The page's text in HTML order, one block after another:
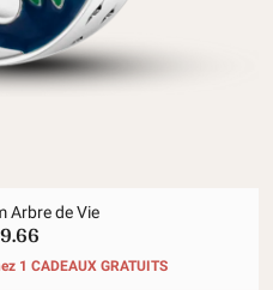
Arbre de Vie
1 CADEAUX GRATUITS